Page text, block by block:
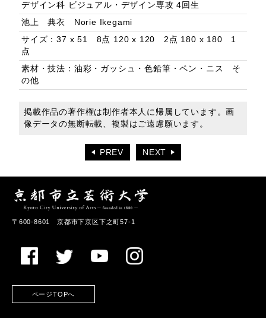
デザイン科 ビジュアル・デザイン専攻 4回生
池上 典衣 Norie Ikegami
サイズ：37 x 51 8点 120 x 120 2点 180 x 180 1
点
素材・技法：油彩・ガッシュ・色鉛筆・ペン・ニス そ
の他
掲載作品の著作権は制作者本人に帰属しています。画
像データの無断転載、複製はご遠慮願います。
PREV NEXT
〒600-8601 京都市下京区下之町57-1
ページTOPへ